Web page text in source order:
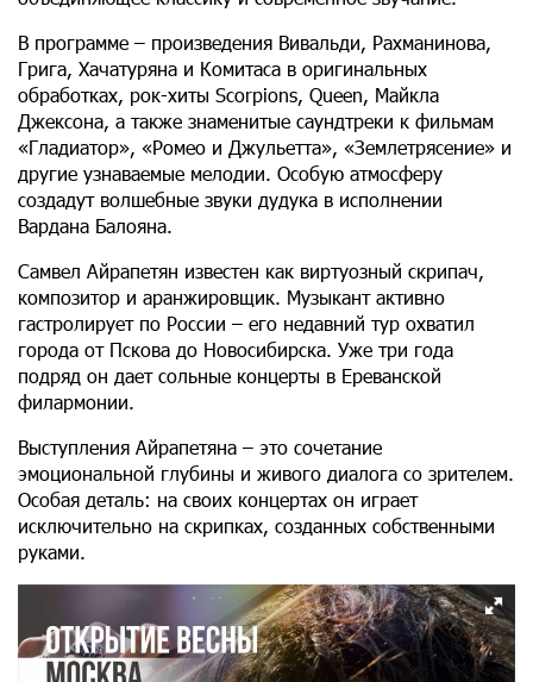
В программе – произведения Вивальди, Рахманинова,
Грига, Хачатуряна и Комитаса в оригинальных
обработках, рок-хиты Scorpions, Queen, Майкла
Джексона, а также знаменитые саундтреки к фильмам
«Гладиатор», «Ромео и Джульетта», «Землетрясение» и
другие узнаваемые мелодии. Особую атмосферу
создадут волшебные звуки дудука в исполнении
Вардана Балояна.
Самвел Айрапетян известен как виртуозный скрипач,
композитор и аранжировщик. Музыкант активно
гастролирует по России – его недавний тур охватил
города от Пскова до Новосибирска. Уже три года
подряд он дает сольные концерты в Ереванской
филармонии.
Выступления Айрапетяна – это сочетание
эмоциональной глубины и живого диалога со зрителем.
Особая деталь: на своих концертах он играет
исключительно на скрипках, созданных собственными
руками.